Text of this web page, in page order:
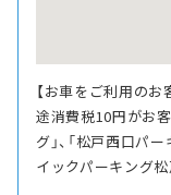
【お車をご利用のお
途消費税10円がお客
グ」、「松戸西口パ
イックパーキング松